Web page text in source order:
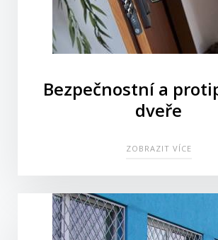
Bezpečnostní a
dveře
ZOBRAZIT VÍCE